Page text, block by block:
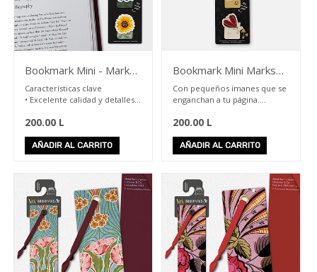
gráficas
Separadores
Los
leídos
Libretas
Libros
colorear
Español
Libros
Ingles
Literatura
Hondureña
Bookmark Mini - Mark
Magnetic Flowers
Características clave
• Excelente calidad y detalles:
• Imanes tipo clip que sujetan
suavemente, sin dañarlas
200.00 L
AÑADIR AL CARRITO
Bookmark Mini Marks
Moths
Con pequeños imanes que se
enganchan a tu página.
200.00L
AÑADIR AL CARRITO